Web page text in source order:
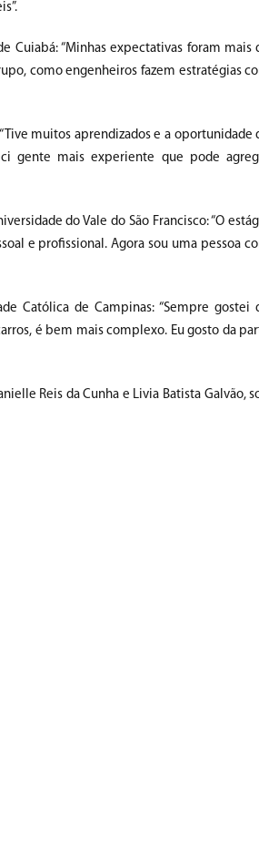
Cuiabá: “Minhas expectativas foram mais
como engenheiros fazem estratégias
muitos aprendizados e a oportunidade
gente mais experiente que pode
do Vale do São Francisco: “O
e profissional. Agora sou uma pessoa
Católica de Campinas: “Sempre gostei
é bem mais complexo. Eu gosto da
Reis da Cunha e Livia Batista Galvão,